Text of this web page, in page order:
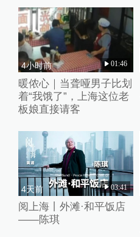
4小时前 01:46
暖侬心｜当聋哑男子比划
着“我饿了”，上海这位老
板娘直接请客
4天前 03:41
阅上海丨外滩·和平饭店
——陈琪